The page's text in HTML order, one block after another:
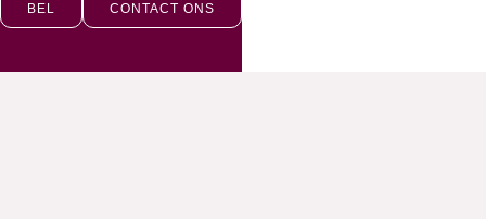
BEL CONTACT ONS